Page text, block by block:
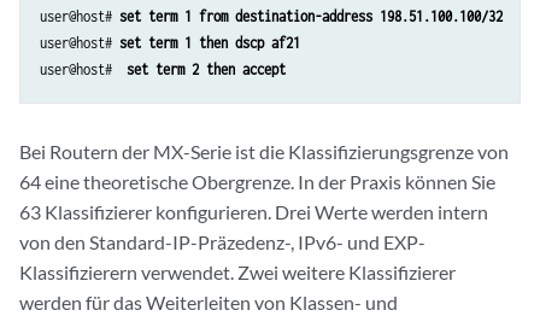
user@host# set term 1 from destination-address 198.51.100.100/32
user@host# set term 1 then dscp af21
user@host#
set term 2 then accept
Bei Routern der MX-Serie ist die Klassifizierungsgrenze von
64 eine theoretische Obergrenze. In der Praxis können Sie
63 Klassifizierer konfigurieren. Drei Werte werden intern
von den Standard-IP-Präzedenz-, IPv6- und EXP-
Klassifizierern verwendet. Zwei weitere Klassifizierer
werden für das Weiterleiten von Klassen- und